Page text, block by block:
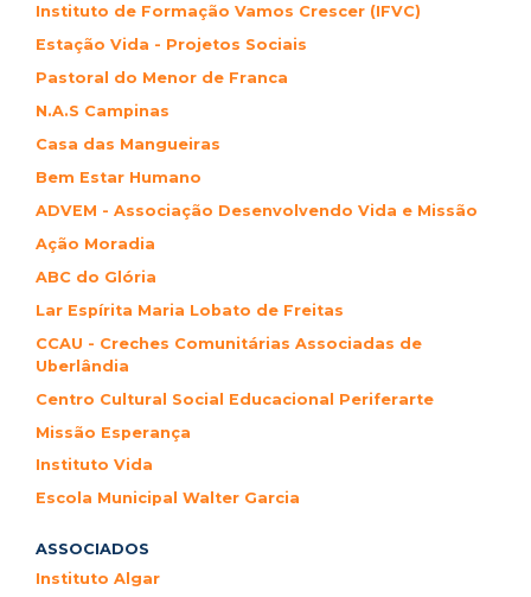
Instituto de Formação Vamos Crescer (IFVC)
Estação Vida - Projetos Sociais
Pastoral do Menor de Franca
N.A.S Campinas
Casa das Mangueiras
Bem Estar Humano
ADVEM - Associação Desenvolvendo Vida e Missão
Ação Moradia
ABC do Glória
Lar Espírita Maria Lobato de Freitas
CCAU - Creches Comunitárias Associadas de
Uberlândia
Centro Cultural Social Educacional Periferarte
Missão Esperança
Instituto Vida
Escola Municipal Walter Garcia
ASSOCIADOS
Instituto Algar